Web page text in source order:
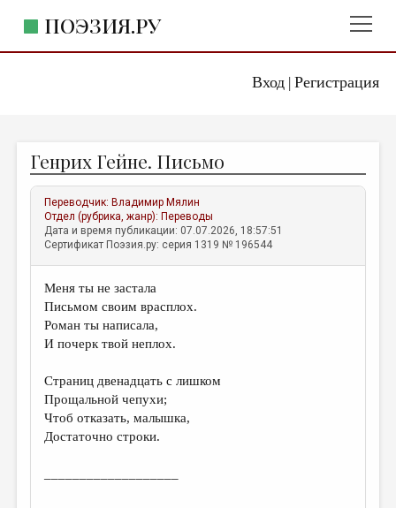
Вход| Регистрация
ПОЭЗИЯ.РУ
ЖАНРЫ
АВТОРЫ
КОММЕНТАРИИ
ЛИТСАЛОН
НОВОСТИ
ПРАВИЛА САЙТА
ИЗБРАННОЕ
ДАЙДЖЕСТ
ПЕРЕВОДЫ
Генрих Гейне. Письмо
Переводчик: Владимир Мялин
Отдел (рубрика, жанр): Переводы
Дата и время публикации: 07.07.2026, 18:57:51
Сертификат Поэзия.ру: серия 1319 № 196544
Меня ты не застала
Письмом своим врасплох.
Роман ты написала,
И почерк твой неплох.
Страниц двенадцать с лишком
Прощальной чепухи;
Чтоб отказать, малышка,
Достаточно строки.